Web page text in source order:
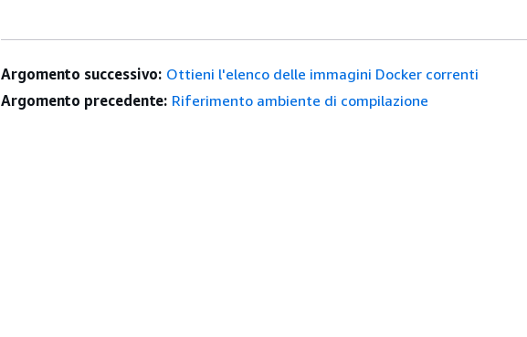
Argomento successivo: Ottieni l'elenco delle immagini Docker correnti
Argomento precedente: Riferimento ambiente di compilazione